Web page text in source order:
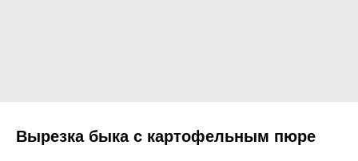
Вырезка быка с картофельным пюре